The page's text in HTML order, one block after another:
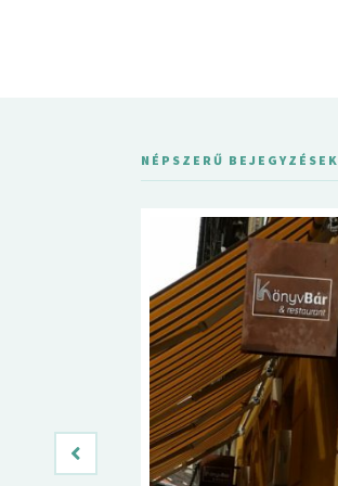
NÉPSZERŰ BEJEGYZÉSEK